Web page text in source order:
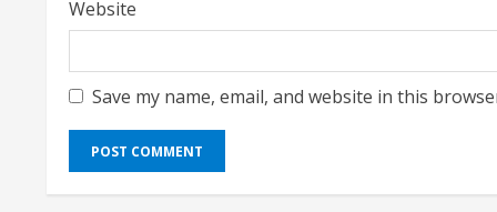
Website
Save my name, email, and website in this